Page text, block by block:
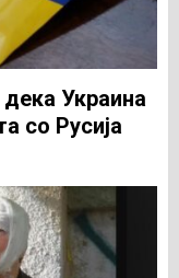
Украина
со Русија